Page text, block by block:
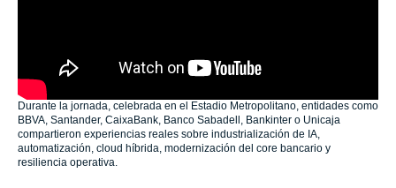
Durante la jornada, celebrada en el Estadio Metropolitano, entidades como
BBVA, Santander, CaixaBank, Banco Sabadell, Bankinter o Unicaja
compartieron experiencias reales sobre industrialización de IA,
automatización, cloud híbrida, modernización del core bancario y
resiliencia operativa.